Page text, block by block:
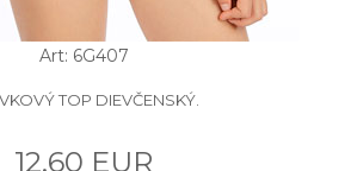
Art: 6G407
TOP DIEVČENSKÝ.
12.60 EUR